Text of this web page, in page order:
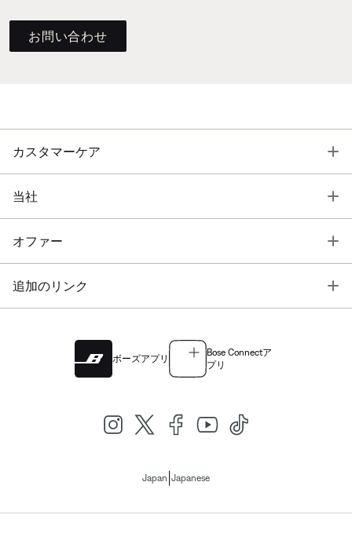
お問い合わせ
カスタマーケア
当社
オファー
追加のリンク
ボーズアプリ
Bose Connectア
プリ
Japan Japanese